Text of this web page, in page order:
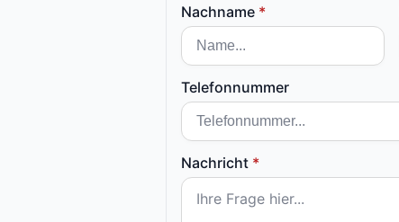
Nachname *
Telefonnummer
Nachricht *